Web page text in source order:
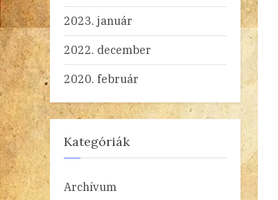
2023. január
2022. december
2020. február
Kategóriák
Archívum